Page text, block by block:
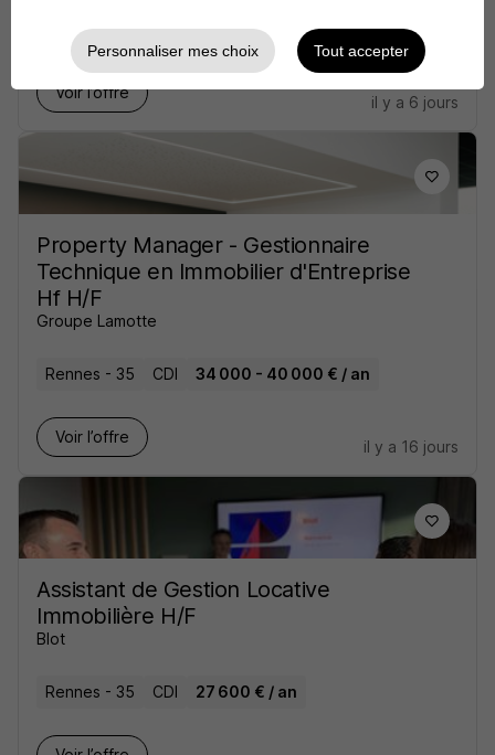
Rennes - 35 CDD 23 000 - 24 000 € / an
Voir l’offre
il y a 6 jours
Property Manager - Gestionnaire
Technique en Immobilier d'Entreprise
Hf H/F
Groupe Lamotte
Rennes - 35 CDI 34 000 - 40 000 € / an
Voir l’offre
il y a 16 jours
Assistant de Gestion Locative
Immobilière H/F
Blot
Rennes - 35 CDI 27 600 € / an
Personnaliser mes choix Tout accepter